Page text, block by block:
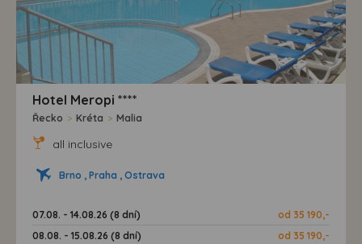
Hotel Meropi ****
Řecko > Kréta > Malia
all inclusive
Brno , Praha , Ostrava
07.08. - 14.08.26 (8 dní)
od 35 190,-
08.08. - 15.08.26 (8 dní)
od 35 190,-